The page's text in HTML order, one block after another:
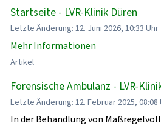
Startseite - LVR-Klinik Düren
Letzte Änderung: 12. Juni 2026, 10:33 Uhr
Mehr Informationen
Artikel
Forensische Ambulanz - LVR-
Letzte Änderung: 12. Februar 2025, 08:08
In der Behandlung von